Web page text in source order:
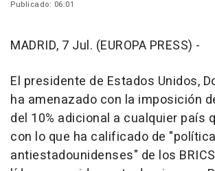
Publicado: 06:01
MADRID, 7 Jul. (EUROPA PRESS) -
El presidente de Estados Unidos,
ha amenazado con la imposición
del 10% adicional a cualquier país
con lo que ha calificado de
antiestadounidenses" de los